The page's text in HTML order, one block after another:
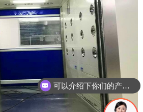
可以介绍下你们的产品么